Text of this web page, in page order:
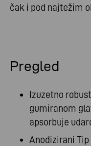
čak i pod najtežim
Pregled
Izuzetno
gumiranom
apsorbuje
Anodizirani